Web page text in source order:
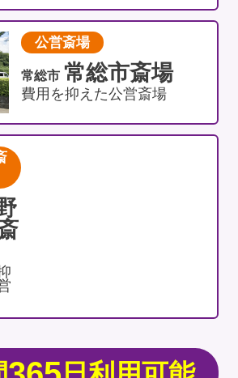
公営斎場
常総市 常総市斎場
費用を抑えた公営斎場